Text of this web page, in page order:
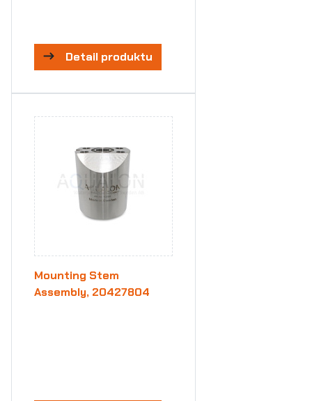
Detail produktu
Mounting Stem
Assembly, 20427804